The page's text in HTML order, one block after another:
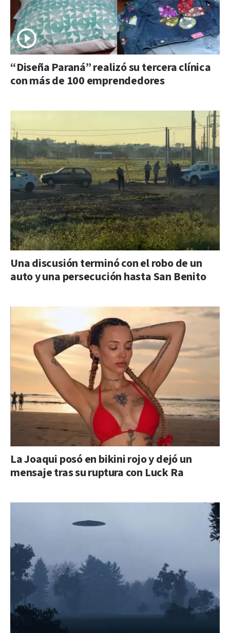
“Diseña Paraná” realizó su tercera clínica
con más de 100 emprendedores
Una discusión terminó con el robo de un
auto y una persecución hasta San Benito
La Joaqui posó en bikini rojo y dejó un
mensaje tras su ruptura con Luck Ra